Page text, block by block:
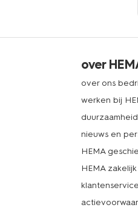
over
over ons
werken bij
duurzaamheid
nieuws en
HEMA
HEMA zakelijk
klantenservice